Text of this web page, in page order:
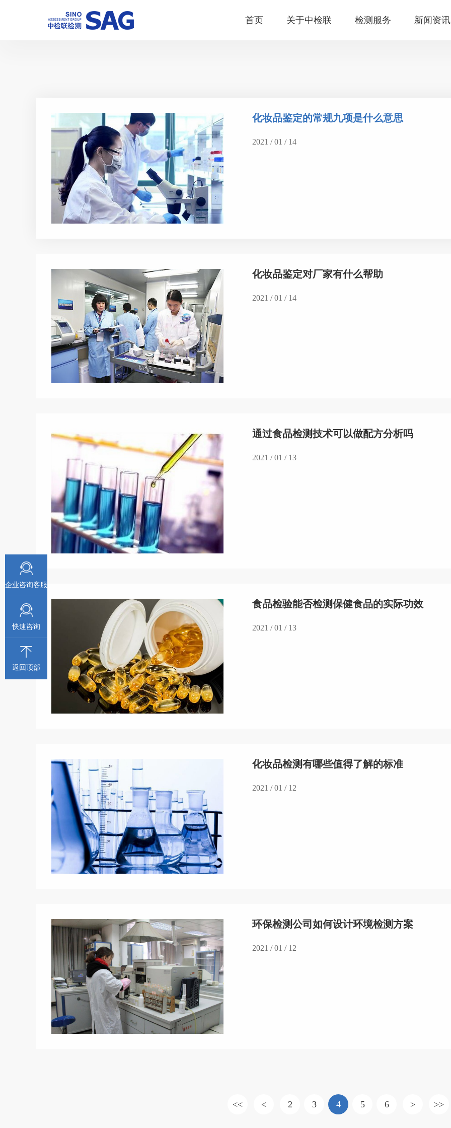
首页 关于中检联 检测服务 新闻资讯
行业新闻 公司资讯
化妆品鉴定的常规九项是什么意思
2021 / 01 / 14
化妆品鉴定对厂家有什么帮助
2021 / 01 / 14
通过食品检测技术可以做配方分析吗
2021 / 01 / 13
食品检验能否检测保健食品的实际功效
2021 / 01 / 13
化妆品检测有哪些值得了解的标准
2021 / 01 / 12
环保检测公司如何设计环境检测方案
2021 / 01 / 12
<< < 2 3 4 5 6 > >>
企业咨询客服
快速咨询
返回顶部